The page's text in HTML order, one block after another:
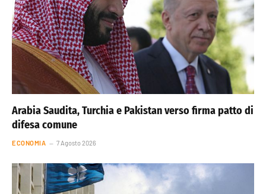
Arabia Saudita, Turchia e Pakistan verso firma patto di
difesa comune
ECONOMIA 7 Agosto 2026